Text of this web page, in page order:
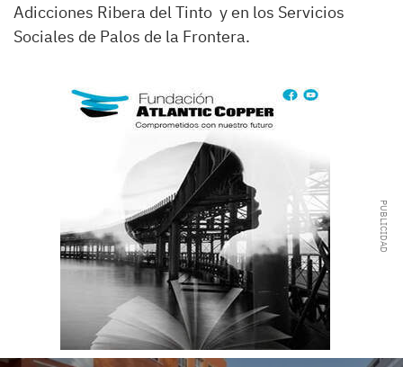
Adicciones Ribera del Tinto y en los Servicios
Sociales de Palos de la Frontera.